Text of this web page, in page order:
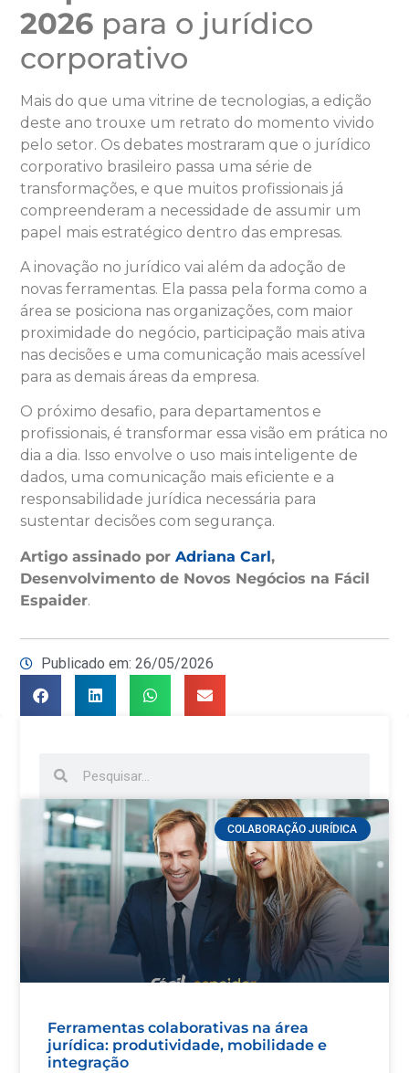
2026 para o jurídico
corporativo
Mais do que uma vitrine de tecnologias, a edição
deste ano trouxe um retrato do momento vivido
pelo setor. Os debates mostraram que o jurídico
corporativo brasileiro passa uma série de
transformações, e que muitos profissionais já
compreenderam a necessidade de assumir um
papel mais estratégico dentro das empresas.
A inovação no jurídico vai além da adoção de
novas ferramentas. Ela passa pela forma como a
área se posiciona nas organizações, com maior
proximidade do negócio, participação mais ativa
nas decisões e uma comunicação mais acessível
para as demais áreas da empresa.
O próximo desafio, para departamentos e
profissionais, é transformar essa visão em prática no
dia a dia. Isso envolve o uso mais inteligente de
dados, uma comunicação mais eficiente e a
responsabilidade jurídica necessária para
sustentar decisões com segurança.
Artigo assinado porAdriana Carl,
Desenvolvimento de Novos Negócios na Fácil
Espaider.
Publicado em: 26/05/2026
COLABORAÇÃO JURÍDICA
Ferramentas colaborativas na área
jurídica: produtividade, mobilidade e
integração